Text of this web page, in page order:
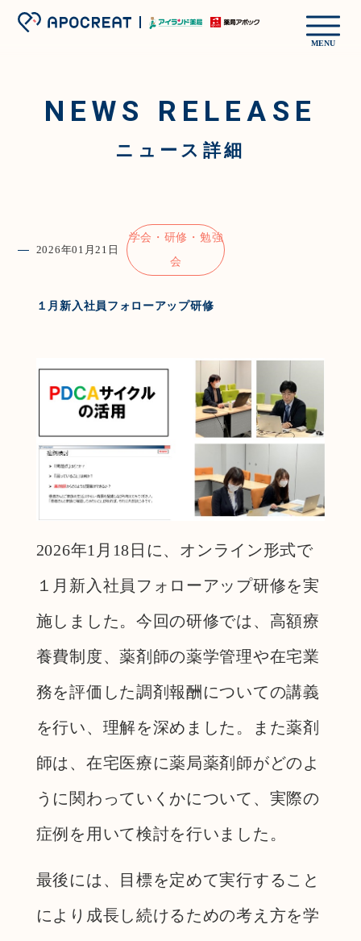
MENU
NEWS RELEASE
ニュース詳細
2026年01月21日
学会・研修・勉強
会
１月新入社員フォローアップ研修
2026年1月18日に、オンライン形式で
１月新入社員フォローアップ研修を実
施しました。今回の研修では、高額療
養費制度、薬剤師の薬学管理や在宅業
務を評価した調剤報酬についての講義
を行い、理解を深めました。また薬剤
師は、在宅医療に薬局薬剤師がどのよ
うに関わっていくかについて、実際の
症例を用いて検討を行いました。
最後には、目標を定めて実行すること
により成長し続けるための考え方を学